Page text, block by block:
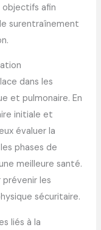
objectifs afin
surentraînement
dans les
et pulmonaire. En
initiale et
évaluer la
phases de
meilleure santé.
les
sécuritaire.
liés à la